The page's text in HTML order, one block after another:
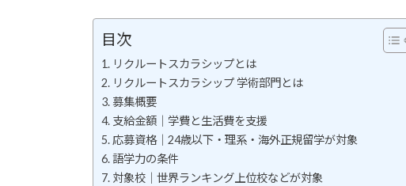
目次
リクルートスカラシップとは
リクルートスカラシップ 学術部門とは
募集概要
支給金額｜学費と生活費を支援
応募資格｜24歳以下・理系・海外正規留学が対象
語学力の条件
対象校｜世界ランキング上位校などが対象